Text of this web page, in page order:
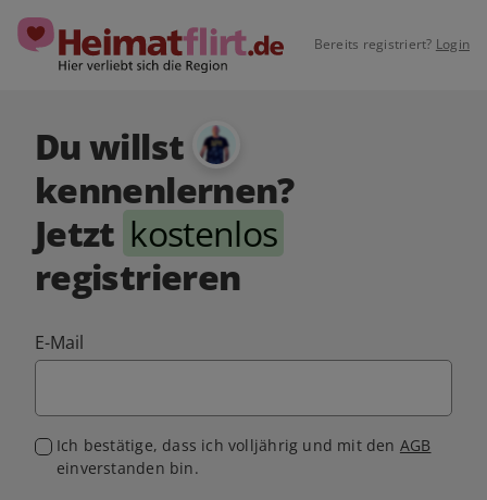
Bereits registriert? Login
Du willst
kennenlernen?
Jetzt kostenlos
registrieren
E-Mail
Ich bestätige, dass ich volljährig und mit den AGB
einverstanden bin.